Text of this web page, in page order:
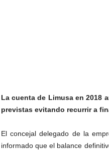
La cuenta de Limusa en 2018
previstas evitando recurrir a
El concejal delegado de la
informado que el balance